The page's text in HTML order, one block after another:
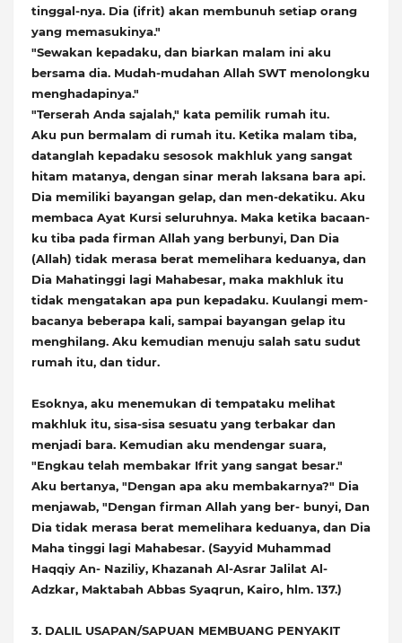
tinggal-nya. Dia (ifrit) akan membunuh setiap orang
yang memasukinya."
"Sewakan kepadaku, dan biarkan malam ini aku
bersama dia. Mudah-mudahan Allah SWT menolongku
menghadapinya."
"Terserah Anda sajalah," kata pemilik rumah itu.
Aku pun bermalam di rumah itu. Ketika malam tiba,
datanglah kepadaku sesosok makhluk yang sangat
hitam matanya, dengan sinar merah laksana bara api.
Dia memiliki bayangan gelap, dan men-dekatiku. Aku
membaca Ayat Kursi seluruhnya. Maka ketika bacaan-
ku tiba pada firman Allah yang berbunyi, Dan Dia
(Allah) tidak merasa berat memelihara keduanya, dan
Dia Mahatinggi lagi Mahabesar, maka makhluk itu
tidak mengatakan apa pun kepadaku. Kuulangi mem-
bacanya beberapa kali, sampai bayangan gelap itu
menghilang. Aku kemudian menuju salah satu sudut
rumah itu, dan tidur.
Esoknya, aku menemukan di tempataku melihat
makhluk itu, sisa-sisa sesuatu yang terbakar dan
menjadi bara. Kemudian aku mendengar suara,
"Engkau telah membakar Ifrit yang sangat besar."
Aku bertanya, "Dengan apa aku membakarnya?" Dia
menjawab, "Dengan firman Allah yang ber- bunyi, Dan
Dia tidak merasa berat memelihara keduanya, dan Dia
Maha tinggi lagi Mahabesar. (Sayyid Muhammad
Haqqiy An- Naziliy, Khazanah Al-Asrar Jalilat Al-
Adzkar, Maktabah Abbas Syaqrun, Kairo, hlm. 137.)
3. DALIL USAPAN/SAPUAN MEMBUANG PENYAKIT